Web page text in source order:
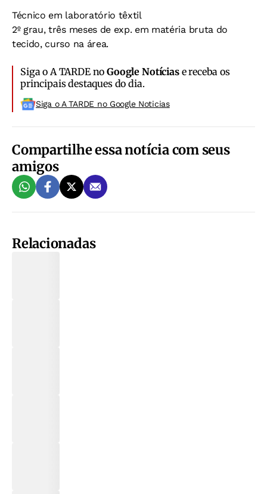
Técnico em laboratório têxtil
2º grau, três meses de exp. em matéria bruta do
tecido, curso na área.
Siga o A TARDE noGoogle Notíciase receba os
principais destaques do dia.
Siga o A TARDE no Google Noticias
Compartilhe essa notícia com seus
amigos
Relacionadas